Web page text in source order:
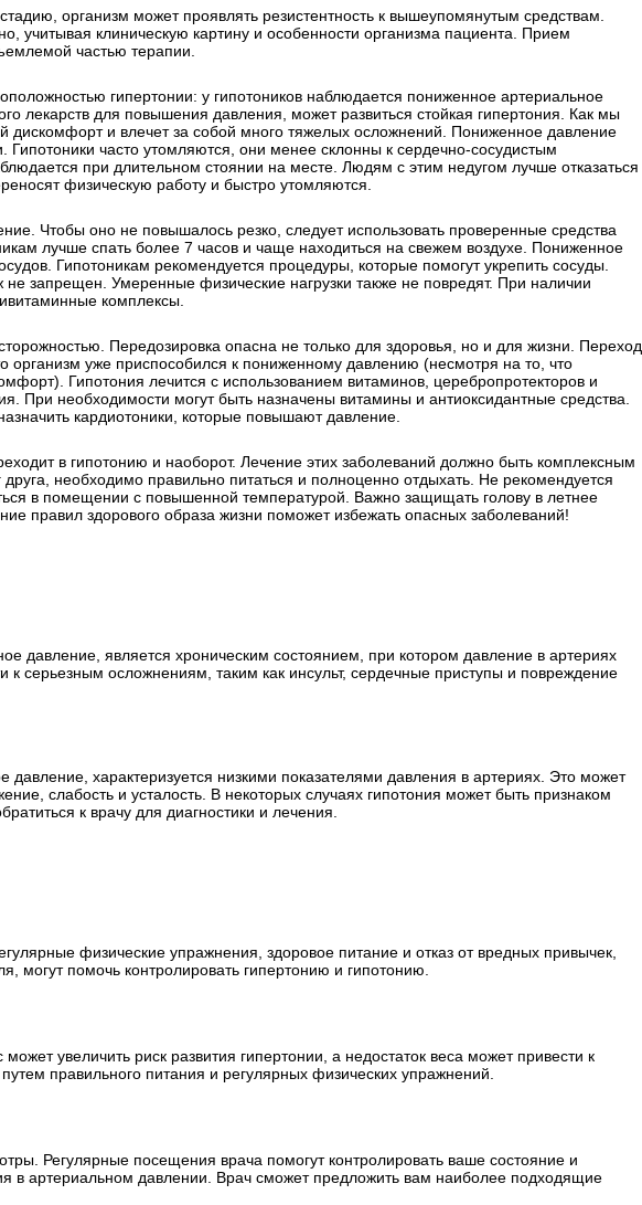
организм может проявлять резистентность к вышеупомянутым средствам.
учитывая клиническую картину и особенности организма пациента. Прием
частью терапии.
гипертонии: у гипотоников наблюдается пониженное артериальное
лекарств для повышения давления, может развиться стойкая гипертония. Как мы
дискомфорт и влечет за собой много тяжелых осложнений. Пониженное давление
Гипотоники часто утомляются, они менее склонны к сердечно-сосудистым
при длительном стоянии на месте. Людям с этим недугом лучше отказаться
физическую работу и быстро утомляются.
Чтобы оно не повышалось резко, следует использовать проверенные средства
лучше спать более 7 часов и чаще находиться на свежем воздухе. Пониженное
Гипотоникам рекомендуется процедуры, которые помогут укрепить сосуды.
запрещен. Умеренные физические нагрузки также не повредят. При наличии
комплексы.
Передозировка опасна не только для здоровья, но и для жизни. Переход
организм уже приспособился к пониженному давлению (несмотря на то, что
Гипотония лечится с использованием витаминов, церебропротекторов и
При необходимости могут быть назначены витамины и антиоксидантные средства.
кардиотоники, которые повышают давление.
в гипотонию и наоборот. Лечение этих заболеваний должно быть комплексным
необходимо правильно питаться и полноценно отдыхать. Не рекомендуется
в помещении с повышенной температурой. Важно защищать голову в летнее
правил здорового образа жизни поможет избежать опасных заболеваний!
давление, является хроническим состоянием, при котором давление в артериях
серьезным осложнениям, таким как инсульт, сердечные приступы и повреждение
давление, характеризуется низкими показателями давления в артериях. Это может
слабость и усталость. В некоторых случаях гипотония может быть признаком
к врачу для диагностики и лечения.
физические упражнения, здоровое питание и отказ от вредных привычек,
могут помочь контролировать гипертонию и гипотонию.
увеличить риск развития гипертонии, а недостаток веса может привести к
правильного питания и регулярных физических упражнений.
Регулярные посещения врача помогут контролировать ваше состояние и
в артериальном давлении. Врач сможет предложить вам наиболее подходящие